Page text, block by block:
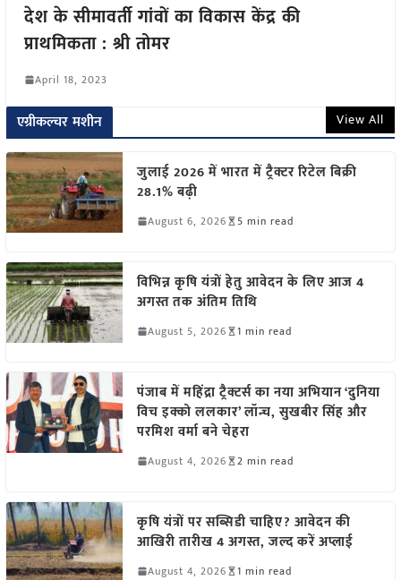
देश के सीमावर्ती गांवों का विकास केंद्र की
प्राथमिकता : श्री तोमर
April 18, 2023
एग्रीकल्चर मशीन View All
जुलाई 2026 में भारत में ट्रैक्टर रिटेल बिक्री
28.1% बढ़ी
August 6, 2026 5 min read
विभिन्न कृषि यंत्रों हेतु आवेदन के लिए आज 4
अगस्त तक अंतिम तिथि
August 5, 2026 1 min read
पंजाब में महिंद्रा ट्रैक्टर्स का नया अभियान ‘दुनिया
विच इक्को ललकार’ लॉन्च, सुखबीर सिंह और
परमिश वर्मा बने चेहरा
August 4, 2026 2 min read
कृषि यंत्रों पर सब्सिडी चाहिए? आवेदन की
आखिरी तारीख 4 अगस्त, जल्द करें अप्लाई
August 4, 2026 1 min read